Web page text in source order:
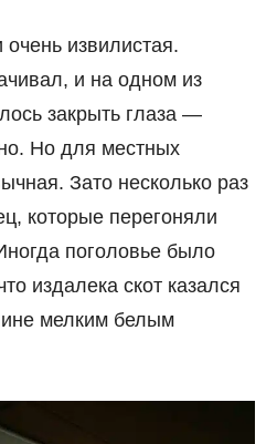
извилистая.
и на одном из
закрыть глаза —
Но для местных
Зато несколько раз
которые перегоняли
поголовье было
издалека скот казался
мелким белым